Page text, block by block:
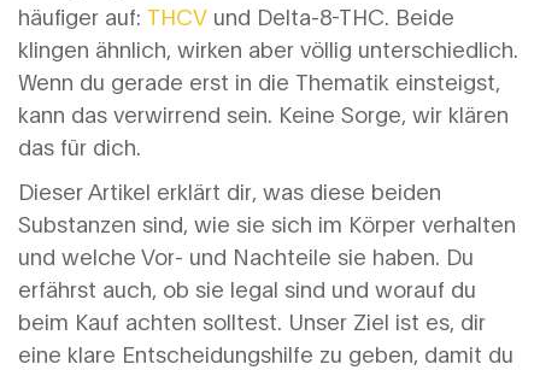
häufiger auf: THCV und Delta-8-THC. Beide
klingen ähnlich, wirken aber völlig unterschiedlich.
Wenn du gerade erst in die Thematik einsteigst,
kann das verwirrend sein. Keine Sorge, wir klären
das für dich.
Dieser Artikel erklärt dir, was diese beiden
Substanzen sind, wie sie sich im Körper verhalten
und welche Vor- und Nachteile sie haben. Du
erfährst auch, ob sie legal sind und worauf du
beim Kauf achten solltest. Unser Ziel ist es, dir
eine klare Entscheidungshilfe zu geben, damit du